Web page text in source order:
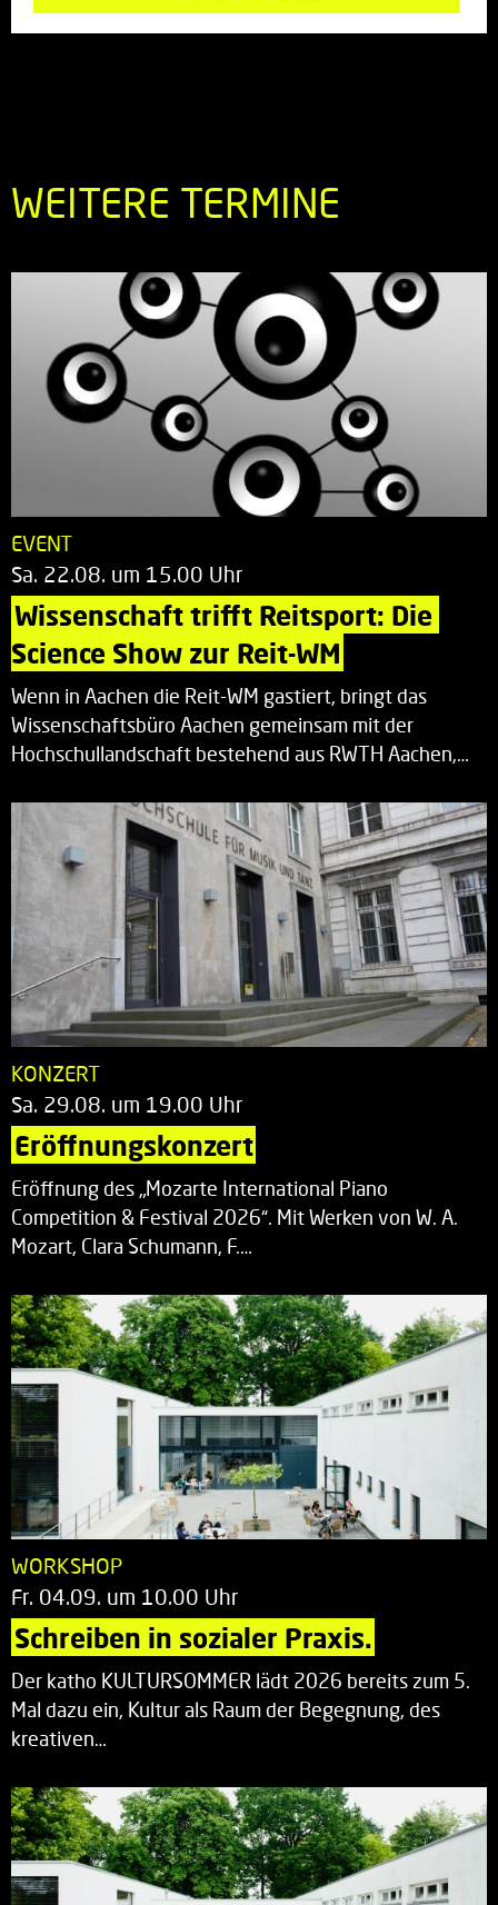
WEITERE TERMINE
EVENT
Sa. 22.08. um 15.00 Uhr
Wissenschaft trifft Reitsport: Die
Science Show zur Reit-WM
Wenn in Aachen die Reit-WM gastiert, bringt das
Wissenschaftsbüro Aachen gemeinsam mit der
Hochschullandschaft bestehend aus RWTH Aachen,…
KONZERT
Sa. 29.08. um 19.00 Uhr
Eröffnungskonzert
Eröffnung des „Mozarte International Piano
Competition & Festival 2026“. Mit Werken von W. A.
Mozart, Clara Schumann, F.…
WORKSHOP
Fr. 04.09. um 10.00 Uhr
Schreiben in sozialer Praxis.
Der katho KULTURSOMMER lädt 2026 bereits zum 5.
Mal dazu ein, Kultur als Raum der Begegnung, des
kreativen…